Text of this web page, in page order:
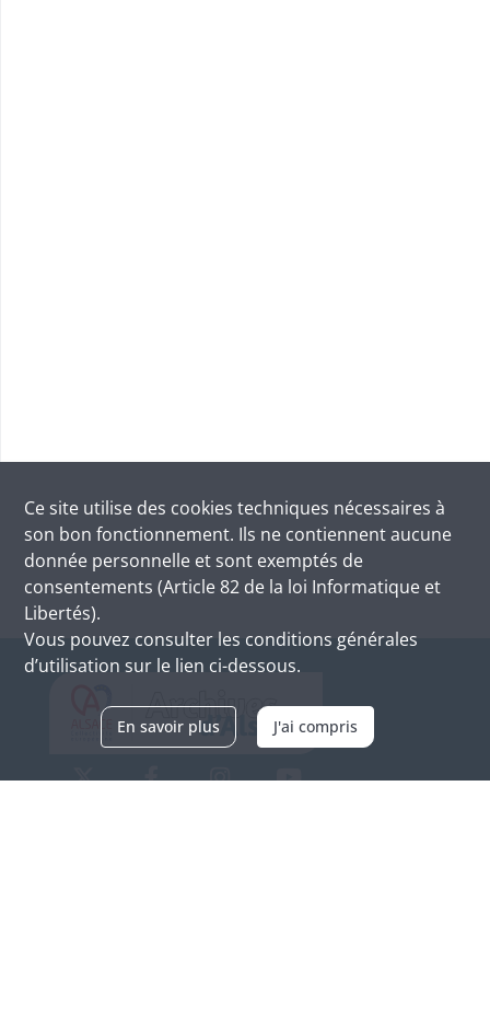
Ce site utilise des cookies techniques nécessaires à
son bon fonctionnement. Ils ne contiennent aucune
donnée personnelle et sont exemptés de
consentements (Article 82 de la loi Informatique et
Libertés).
Vous pouvez consulter les conditions générales
d’utilisation sur le lien ci-dessous.
En savoir plus J'ai compris